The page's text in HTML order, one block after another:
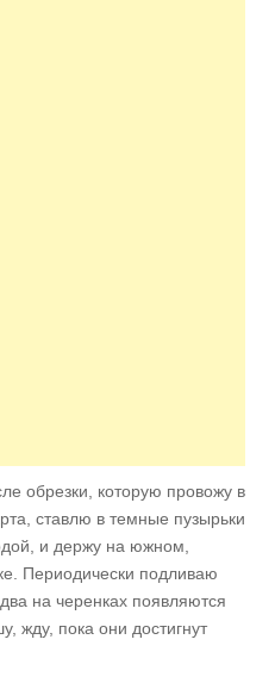
обрезки, которую провожу в
ставлю в темные пузырьки
и держу на южном,
Периодически подливаю
на черенках появляются
жду, пока они достигнут